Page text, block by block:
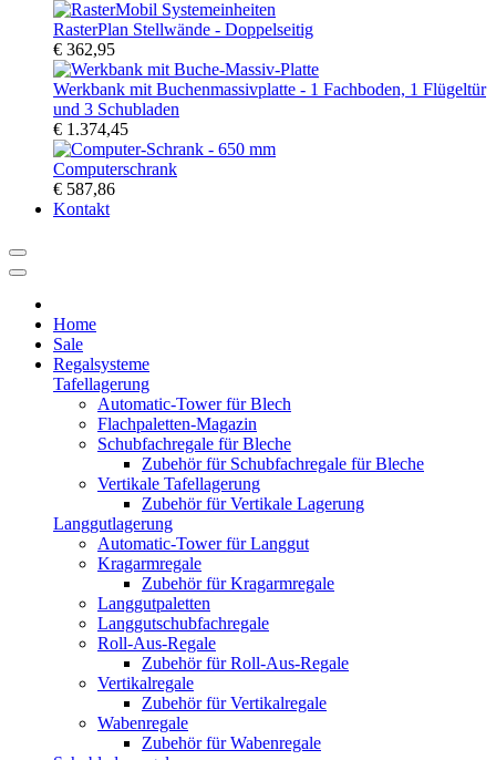
RasterPlan Stellwände - Doppelseitig
€ 362,95
Werkbank mit Buchenmassivplatte - 1 Fachboden, 1 Flügeltür
und 3 Schubladen
€ 1.374,45
Computerschrank
€ 587,86
Kontakt
Home
Sale
Regalsysteme
Tafellagerung
Automatic-Tower für Blech
Flachpaletten-Magazin
Schubfachregale für Bleche
Zubehör für Schubfachregale für Bleche
Vertikale Tafellagerung
Zubehör für Vertikale Lagerung
Langgutlagerung
Automatic-Tower für Langgut
Kragarmregale
Zubehör für Kragarmregale
Langgutpaletten
Langgutschubfachregale
Roll-Aus-Regale
Zubehör für Roll-Aus-Regale
Vertikalregale
Zubehör für Vertikalregale
Wabenregale
Zubehör für Wabenregale